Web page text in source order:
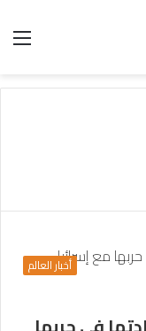
أخبار العالم